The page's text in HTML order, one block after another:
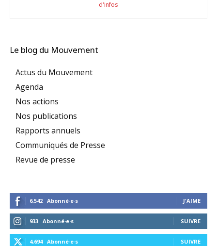
d'infos
Le blog du Mouvement
Actus du Mouvement
Agenda
Nos actions
Nos publications
Rapports annuels
Communiqués de Presse
Revue de presse
6,542 Abonné·e·s J'AIME
933 Abonné·e·s SUIVRE
4,694 Abonné·e·s SUIVRE